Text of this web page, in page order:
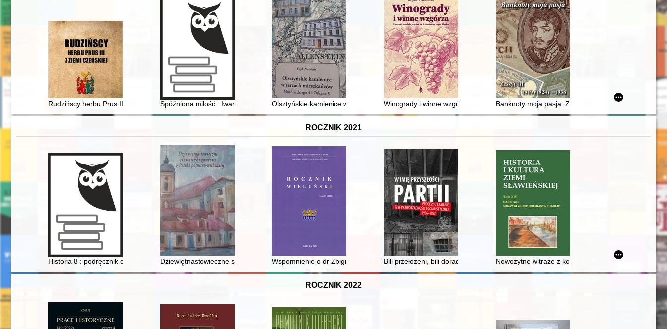
Rudzińscy herbu Prus III z ziemi ciechanowskiej w archiwaliach : przasnyskie ziemskie wieczyste. T. 7
Spóźniona miłość : Iwan Mazepa i Motria Koczubej w świetle świadectw historyczych = Belated love : Ivan Mazepa and Motria Kochubey in the light of historical
Olsztyńskie kamienice w sercach mieszkańców : Mochnackiego 4 i Orkana 5
Winogrady i winne wzgórza : uprawa i produkcja wina na średniowiecznym Śląsku
Banknoty moja pasja. Z. 3,
ROCZNIK 2021
Historia 8 : podręcznik dla klasy ósmej szkoły podstawowejDziewiętnastowieczne słowniczki gwarowe z Polski północno-wschodniej. Cz. 2
Wspomnienie o dr Zbigniewie SzczerbikuBili przełożeni, bili doradcy - kazali bić, bili koledzy i ja też byłem nie inny" : Komisja
Nowożytne witraże z kościoła pw. Matki Bożej
ROCZNIK 2022